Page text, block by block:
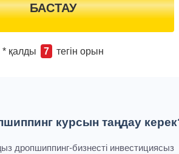
БАСТАУ
* қалды 7 тегін орын
курсын таңдау
дропшиппинг-бизнесті инвестициясыз